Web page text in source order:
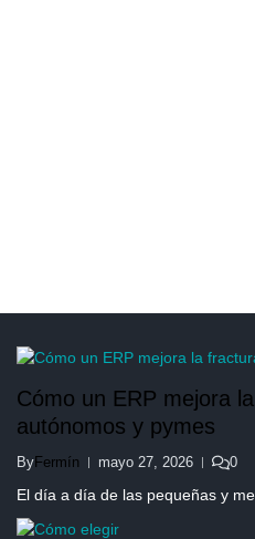
Cómo un ERP mejora
autónomos y pymes
ByFermín mayo 27, 2026 0
El día a día de las pequeñas y